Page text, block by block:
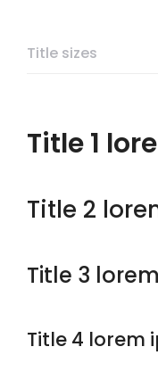
Title sizes
Title 1
Title 2
Title 3
Title 4 lorem